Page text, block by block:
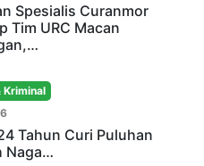
Spesialis Curanmor
Tim URC Macan
Kriminal
Tahun Curi Puluhan
Naga…